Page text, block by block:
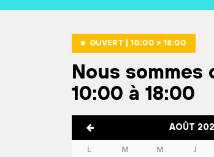
OUVERT | 10:00 > 18:00
Nous sommes
10:00 à 18:00
AOÛT
L M M J